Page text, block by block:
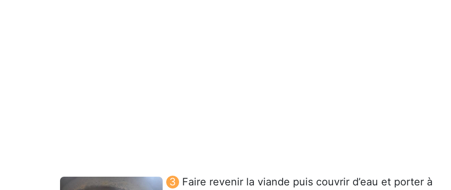
Faire revenir la viande puis couvrir d’eau et porter à